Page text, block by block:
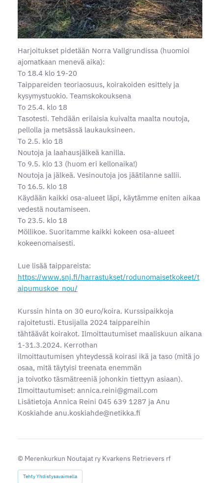
Harjoitukset pidetään Norra Vallgrundissa (huomioi
ajomatkaan menevä aika):
To 18.4 klo 19-20
Taippareiden teoriaosuus, koirakoiden esittely ja
kysymystuokio. Teamskokouksena
To 25.4. klo 18
Tasotesti. Tehdään erilaisia kuivalta maalta noutoja,
pellolla ja metsässä laukauksineen.
To 2.5. klo 18
Noutoja ja laahausjälkeä kanilla.
To 9.5. klo 13 (huom eri kellonaika!)
Noutoja ja jälkeä. Vesinoutoja jos jäätilanne sallii.
To 16.5. klo 18
Käydään kaikki osa-alueet läpi, käytämme eniten aikaa
vedestä noutamiseen.
To 23.5. klo 18
Möllikoe. Suoritamme kaikki kokeen osa-alueet
kokeenomaisesti.
Lue lisää taippareista:
https://www.snj.fi/harrastukset/rodunomaisetkokeet/t
aipumuskoe_nou/
Kurssin hinta on 30 euro/koira. Kurssipaikkoja
rajoitetusti. Etusijalla 2024 taippareihin
tähtäävät koirakot. Ilmoittautumiset maaliskuun aikana
1-31.3.2024. Kerrothan
ilmoittautumisen yhteydessä koirasi ikä ja taso (mitä jo
osaa, mitä täytyisi treenata enemmän
ja toivotko täsmätreeniä johonkin tiettyyn asiaan).
Ilmoittautumiset: annica.reini@gmail.com
Lisätietoja Annica Reini 045 639 1287 ja Anu
Koskiahde anu.koskiahde@netikka.fi
© Merenkurkun Noutajat ry Kvarkens Retrievers rf
Tehty Yhdistysavaimella